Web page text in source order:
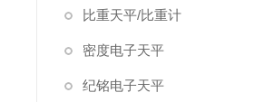
比重天平/比重计
密度电子天平
纪铭电子天平